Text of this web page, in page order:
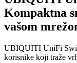
Kompaktna
vašom
UBIQUITI UniFi
korisnike koji traže